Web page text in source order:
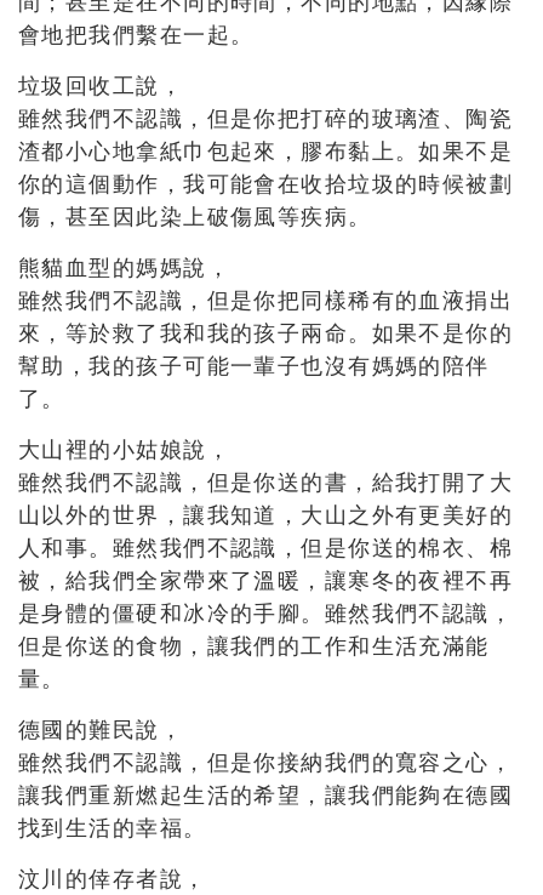
會地把我們繫在一起。
垃圾回收工說，
雖然我們不認識，但是你把打碎的玻璃渣、陶瓷
渣都小心地拿紙巾包起來，膠布黏上。如果不是
你的這個動作，我可能會在收拾垃圾的時候被劃
傷，甚至因此染上破傷風等疾病。
熊貓血型的媽媽說，
雖然我們不認識，但是你把同樣稀有的血液捐出
來，等於救了我和我的孩子兩命。如果不是你的
幫助，我的孩子可能一輩子也沒有媽媽的陪伴
了。
大山裡的小姑娘說，
雖然我們不認識，但是你送的書，給我打開了大
山以外的世界，讓我知道，大山之外有更美好的
人和事。雖然我們不認識，但是你送的棉衣、棉
被，給我們全家帶來了溫暖，讓寒冬的夜裡不再
是身體的僵硬和冰冷的手腳。雖然我們不認識，
但是你送的食物，讓我們的工作和生活充滿能
量。
德國的難民說，
雖然我們不認識，但是你接納我們的寬容之心，
讓我們重新燃起生活的希望，讓我們能夠在德國
找到生活的幸福。
汶川的倖存者說，